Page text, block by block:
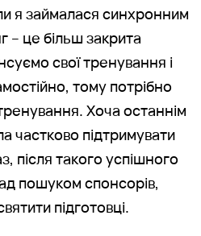
я займалася синхронним
– це більш закрита
свої тренування і
тому потрібно
Хоча останнім
частково підтримувати
після такого успішного
пошуком спонсорів,
підготовці.